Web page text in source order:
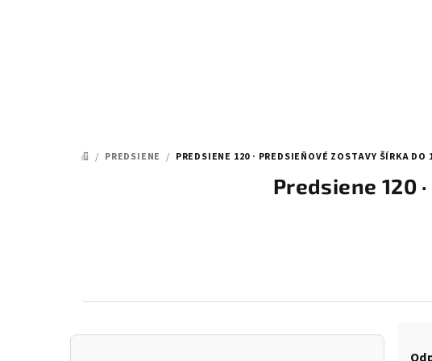
DOMOV
/ PREDSIENE / PREDSIENE 120 · PREDSIEŇOVÉ ZOSTAVY ŠÍRKA DO
Predsiene 120
B